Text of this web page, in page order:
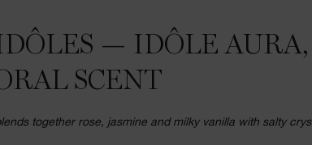
— IDÔLE AURA,
SCENT
together rose, jasmine and milky vanilla with salty